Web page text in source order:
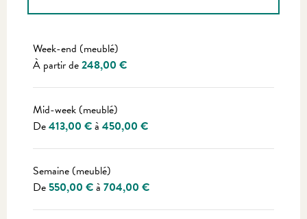
Week-end (meublé)
À partir de248,00 €
Mid-week (meublé)
De413,00 €à 450,00 €
Semaine (meublé)
De550,00 €à 704,00 €